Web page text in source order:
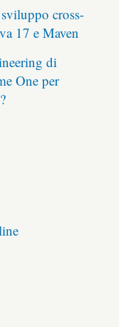
cross-
17 e Maven
di
One per